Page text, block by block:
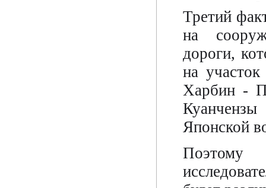
Третий
на
дороги,
на
Харбин -
Японской
Поэтому